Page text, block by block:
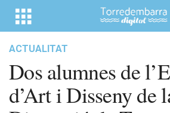
ACTUALITAT
Dos alumnes de
d’Art i Disseny de